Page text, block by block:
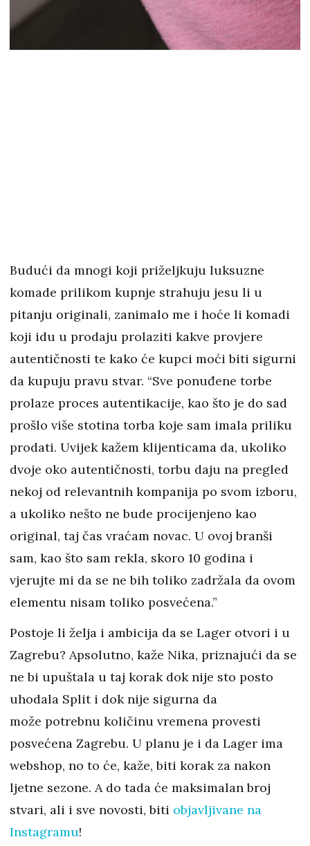
Budući da mnogi koji priželjkuju luksuzne
komade prilikom kupnje strahuju jesu li u
pitanju originali, zanimalo me i hoće li komadi
koji idu u prodaju prolaziti kakve provjere
autentičnosti te kako će kupci moći biti sigurni
da kupuju pravu stvar. “Sve ponuđene torbe
prolaze proces autentikacije, kao što je do sad
prošlo više stotina torba koje sam imala priliku
prodati. Uvijek kažem klijenticama da, ukoliko
dvoje oko autentičnosti, torbu daju na pregled
nekoj od relevantnih kompanija po svom izboru,
a ukoliko nešto ne bude procijenjeno kao
original, taj čas vraćam novac. U ovoj branši
sam, kao što sam rekla, skoro 10 godina i
vjerujte mi da se ne bih toliko zadržala da ovom
elementu nisam toliko posvećena.”
Postoje li želja i ambicija da se Lager otvori i u
Zagrebu? Apsolutno, kaže Nika, priznajući da se
ne bi upuštala u taj korak dok nije sto posto
uhodala Split i dok nije sigurna da
može potrebnu količinu vremena provesti
posvećena Zagrebu. U planu je i da Lager ima
webshop, no to će, kaže, biti korak za nakon
ljetne sezone. A do tada će maksimalan broj
stvari, ali i sve novosti, biti objavljivane na
Instagramu!